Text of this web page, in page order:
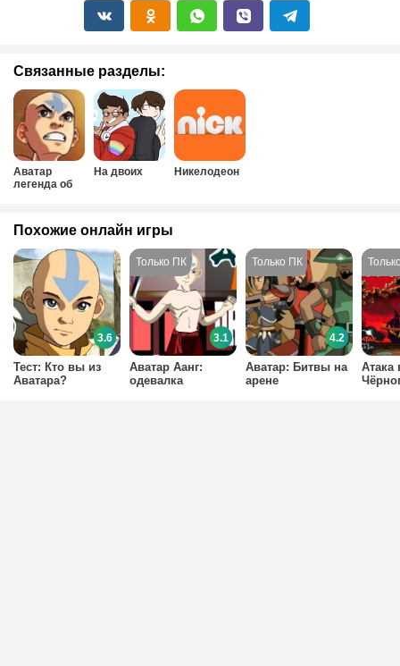
Связанные разделы:
Аватар
легенда об
На двоих Никелодеон
Похожие онлайн игры
Аватар Аанг:
одевалка
3.1
Тест: Кто вы из
Аватара?
3.6
Аватар: Битвы на
арене
4.2
Атака